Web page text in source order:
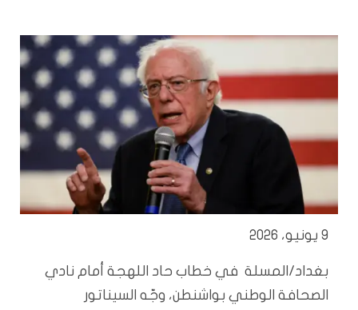
9 يونيو، 2026
بغداد/المسلة في خطاب حاد اللهجة أمام نادي
الصحافة الوطني بواشنطن، وجّه السيناتور